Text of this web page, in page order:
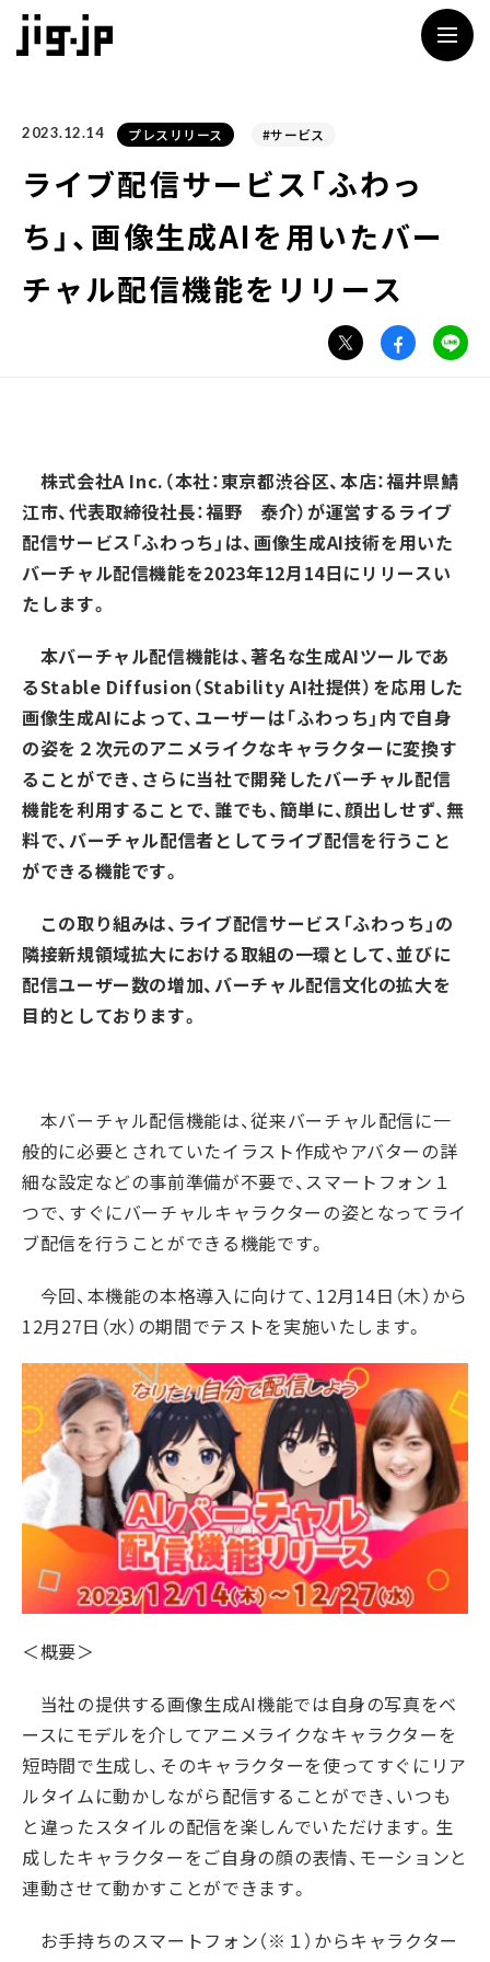
2023.12.14 プレスリリース #サービス
ライブ配信サービス「ふわっ
ち」、画像生成AIを用いたバー
チャル配信機能をリリース
株式会社A Inc.（本社：東京都渋谷区、本店：福井県鯖
江市、代表取締役社長：福野 泰介）が運営するライブ
配信サービス「ふわっち」は、画像生成AI技術を用いた
バーチャル配信機能を2023年12月14日にリリースい
たします。
本バーチャル配信機能は、著名な生成AIツールであ
るStable Diffusion（Stability AI社提供）を応用した
画像生成AIによって、ユーザーは「ふわっち」内で自身
の姿を２次元のアニメライクなキャラクターに変換す
ることができ、さらに当社で開発したバーチャル配信
機能を利用することで、誰でも、簡単に、顔出しせず、無
料で、バーチャル配信者としてライブ配信を行うこと
ができる機能です。
この取り組みは、ライブ配信サービス「ふわっち」の
隣接新規領域拡大における取組の一環として、並びに
配信ユーザー数の増加、バーチャル配信文化の拡大を
目的としております。
本バーチャル配信機能は、従来バーチャル配信に一
般的に必要とされていたイラスト作成やアバターの詳
細な設定などの事前準備が不要で、スマートフォン１
つで、すぐにバーチャルキャラクターの姿となってライ
ブ配信を行うことができる機能です。
今回、本機能の本格導入に向けて、12月14日（木）から
12月27日（水）の期間でテストを実施いたします。
＜概要＞
当社の提供する画像生成AI機能では自身の写真をベ
ースにモデルを介してアニメライクなキャラクターを
短時間で生成し、そのキャラクターを使ってすぐにリア
ルタイムに動かしながら配信することができ、いつも
と違ったスタイルの配信を楽しんでいただけます。生
成したキャラクターをご自身の顔の表情、モーションと
連動させて動かすことができます。
お手持ちのスマートフォン（※１）からキャラクター